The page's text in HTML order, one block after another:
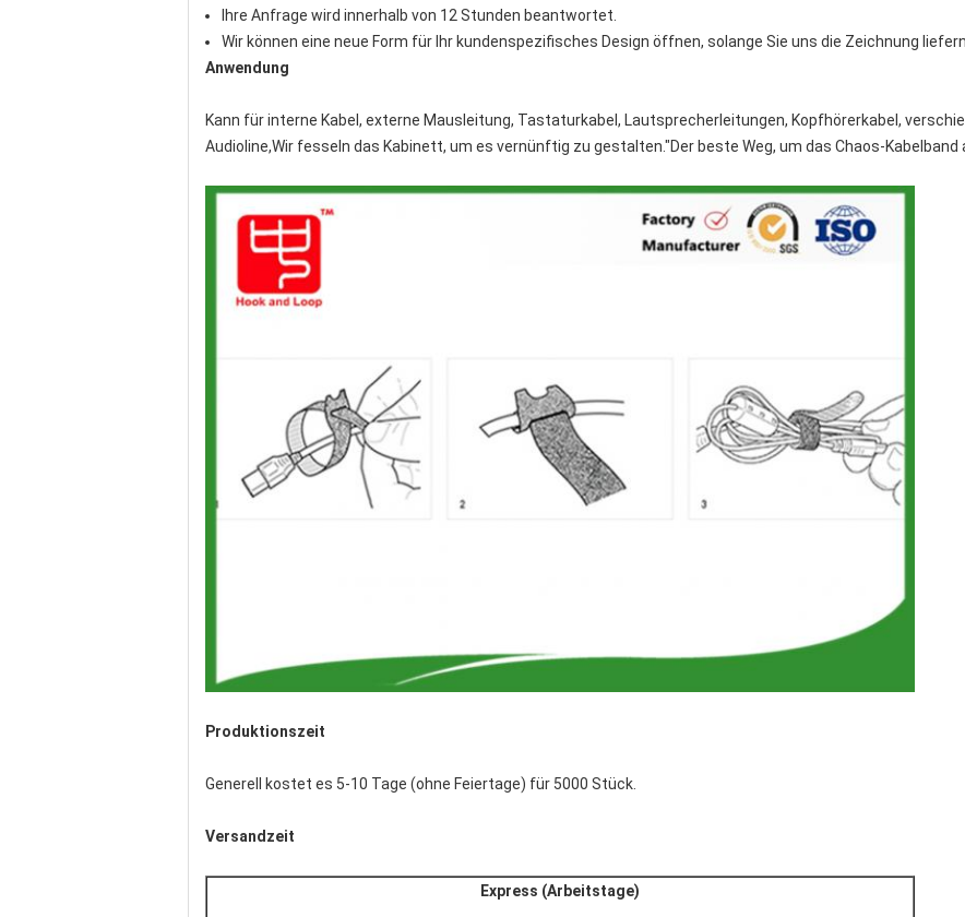
Ihre Anfrage wird innerhalb von 12 Stunden beantwortet.
Wir können eine neue Form für Ihr kundenspezifisches Design öffnen, solange Sie uns die Zeichnung
Anwendung
Kann für interne Kabel, externe Mausleitung, Tastaturkabel, Lautsprecherleitungen, Kopfhörerkabel,
Audioline,Wir fesseln das Kabinett, um es vernünftig zu gestalten."Der beste Weg, um das Chaos-Kabelband
Produktionszeit
Generell kostet es 5-10 Tage (ohne Feiertage) für 5000 Stück.
Versandzeit
Express (Arbeitstage)